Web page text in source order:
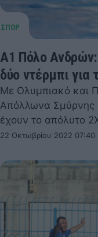
Α1 Πόλο Ανδρών:
δύο ντέρμπι για
Με Ολυμπιακό και
Απόλλωνα Σμύρνης
έχουν το απόλυτο
22 Οκτωβρίου 2022 07:40